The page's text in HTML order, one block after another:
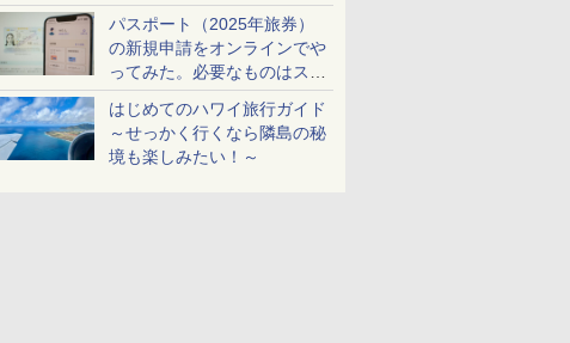
配・来場前に必要な準備は？
パスポート（2025年旅券）
の新規申請をオンラインでや
ってみた。必要なものはスマ
ホとマイナカードのみ
はじめてのハワイ旅行ガイド
～せっかく行くなら隣島の秘
境も楽しみたい！～